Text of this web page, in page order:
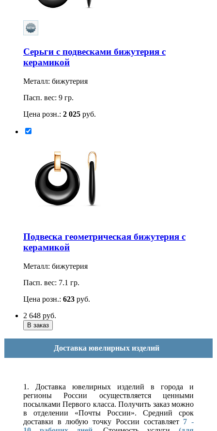
Серьги с подвесками бижутерия с
керамикой
Металл: бижутерия
Пасп. вес: 9 гр.
Цена розн.: 2 025 руб.
Подвеска геометрическая бижутерия с
керамикой
Металл: бижутерия
Пасп. вес: 7.1 гр.
Цена розн.: 623 руб.
2 648 руб.
Доставка ювелирных изделий
1. Доставка ювелирных изделий в города и
регионы России осуществляется ценными
посылками Первого класса. Получить заказ можно
в отделении «Почты России». Средний срок
доставки в любую точку России составляет 7 -